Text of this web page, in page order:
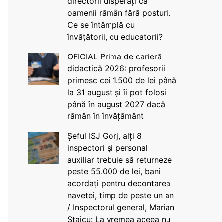
oamenii rămân fără posturi.
Ce se întâmplă cu
învățătorii, cu educatorii?
OFICIAL Prima de carieră
didactică 2026: profesorii
primesc cei 1.500 de lei până
la 31 august și îi pot folosi
până în august 2027 dacă
rămân în învățământ
Șeful ISJ Gorj, alți 8
inspectori și personal
auxiliar trebuie să returneze
peste 55.000 de lei, bani
acordați pentru decontarea
navetei, timp de peste un an
/ Inspectorul general, Marian
Staicu: La vremea aceea nu